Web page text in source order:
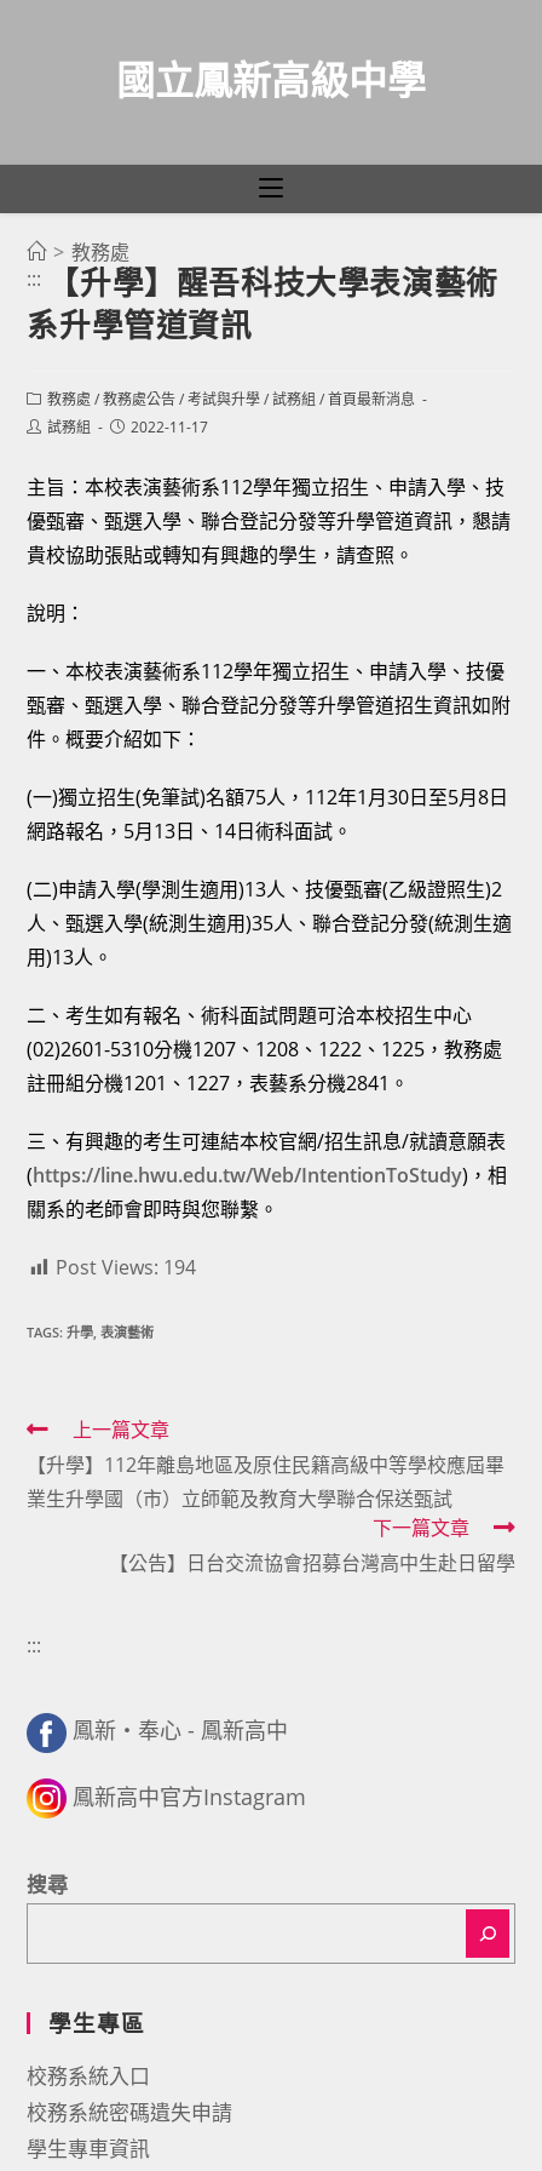
國立鳳新高級中學
> 教務處
:::
【升學】醒吾科技大學表演藝術
系升學管道資訊
Post
category:
教務處 / 教務處公告 / 考試與升學 / 試務組 / 首頁最新消息
Post試務組
Post2022-11-17
主旨：本校表演藝術系112學年獨立招生、申請入學、技
優甄審、甄選入學、聯合登記分發等升學管道資訊，懇請
貴校協助張貼或轉知有興趣的學生，請查照。
說明：
一、本校表演藝術系112學年獨立招生、申請入學、技優
甄審、甄選入學、聯合登記分發等升學管道招生資訊如附
件。概要介紹如下：
(一)獨立招生(免筆試)名額75人，112年1月30日至5月8日
網路報名，5月13日、14日術科面試。
(二)申請入學(學測生適用)13人、技優甄審(乙級證照生)2
人、甄選入學(統測生適用)35人、聯合登記分發(統測生適
用)13人。
二、考生如有報名、術科面試問題可洽本校招生中心
(02)2601-5310分機1207、1208、1222、1225，教務處
註冊組分機1201、1227，表藝系分機2841。
三、有興趣的考生可連結本校官網/招生訊息/就讀意願表
(https://line.hwu.edu.tw/Web/IntentionToStudy)，相
關系的老師會即時與您聯繫。
Post Views: 194
TAGS:升學, 表演藝術
Read
more
articles
上一篇文章
【升學】112年離島地區及原住民籍高級中等學校應屆畢
業生升學國（市）立師範及教育大學聯合保送甄試
下一篇文章
【公告】日台交流協會招募台灣高中生赴日留學
:::
鳳新・奉心 - 鳳新高中
鳳新高中官方Instagram
搜尋
學生專區
校務系統入口
校務系統密碼遺失申請
學生專車資訊